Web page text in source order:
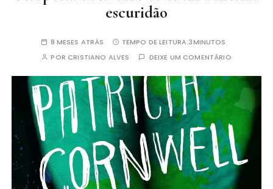
escuridão
8 MESES ATRÁS TEMPO DE LEITURA:3MINUTOS
POR CRISTIANO ALVES DEIXE UM COMENTÁRIO